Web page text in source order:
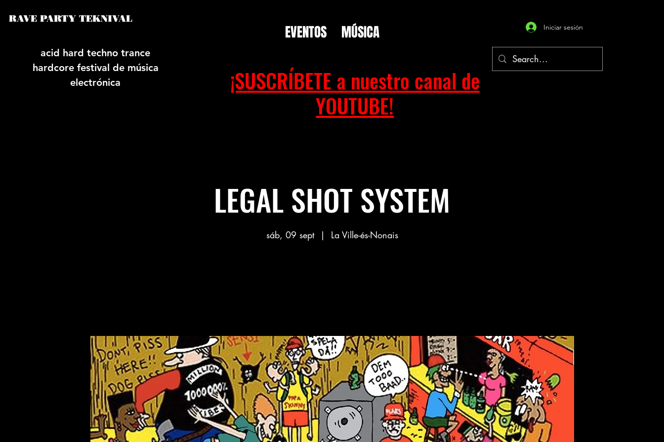
RAVE PARTY TEKNIVAL
acid hard techno trance
hardcore festival de música
electrónica
¡SUSCRÍBETE a nuestro canal de
YOUTUBE!
Iniciar sesión
EVENTOS MÚSICA
LEGAL SHOT SYSTEM
sáb, 09 sept
  |
La Ville-és-Nonais